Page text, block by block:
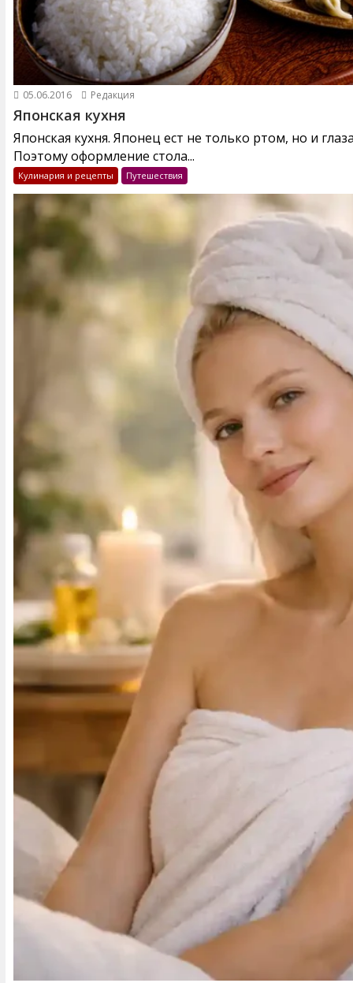
05.06.2016 Редакция
Японская кухня
Японская кухня. Японец ест не только ртом, но и
Поэтому оформление стола...
Кулинария и рецепты Путешествия